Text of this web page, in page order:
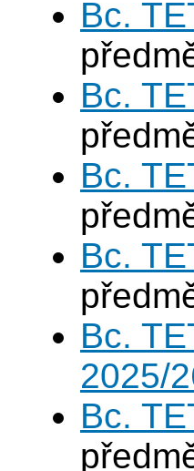
Bc.
Bc.
Bc.
Bc.
Bc.
2025/
Bc.